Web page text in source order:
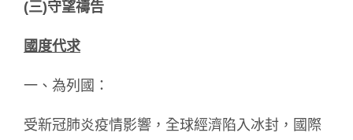
(三)守望禱告
國度代求
一、為列國：
受新冠肺炎疫情影響，全球經濟陷入冰封，國際